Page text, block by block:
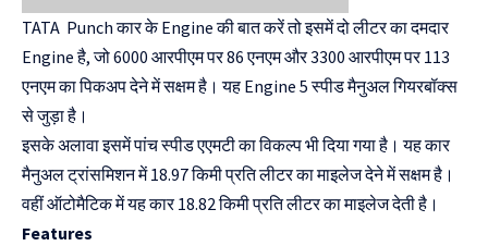
TATA Punch कार के Engine की बात करें तो इसमें दो लीटर का दमदार
Engine है, जो 6000 आरपीएम पर 86 एनएम और 3300 आरपीएम पर 113
एनएम का पिकअप देने में सक्षम है। यह Engine 5 स्पीड मैनुअल गियरबॉक्स
से जुड़ा है।
इसके अलावा इसमें पांच स्पीड एएमटी का विकल्प भी दिया गया है। यह कार
मैनुअल ट्रांसमिशन में 18.97 किमी प्रति लीटर का माइलेज देने में सक्षम है।
वहीं ऑटोमैटिक में यह कार 18.82 किमी प्रति लीटर का माइलेज देती है।
Features